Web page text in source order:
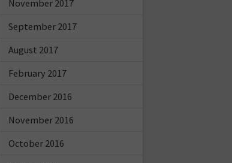
November 2017
September 2017
August 2017
February 2017
December 2016
November 2016
October 2016